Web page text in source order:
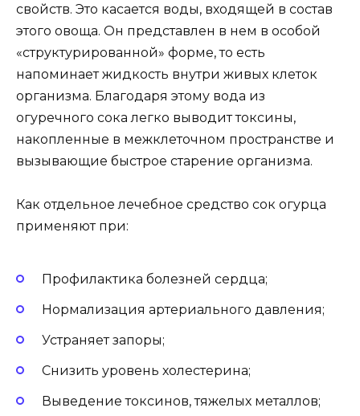
свойств. Это касается воды, входящей в состав
этого овоща. Он представлен в нем в особой
«структурированной» форме, то есть
напоминает жидкость внутри живых клеток
организма. Благодаря этому вода из
огуречного сока легко выводит токсины,
накопленные в межклеточном пространстве и
вызывающие быстрое старение организма.
Как отдельное лечебное средство сок огурца
применяют при:
Профилактика болезней сердца;
Нормализация артериального давления;
Устраняет запоры;
Снизить уровень холестерина;
Выведение токсинов, тяжелых металлов;